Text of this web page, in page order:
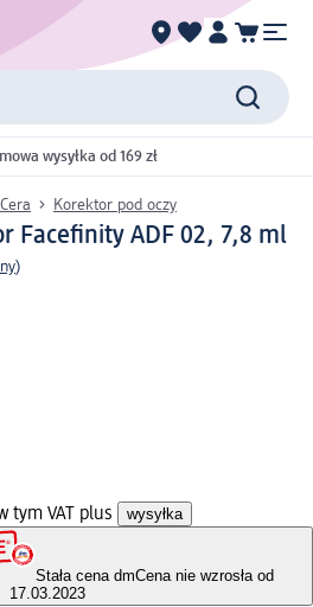
wysyłka od 169 zł
Cera Korektor pod oczy
Facefinity ADF 02, 7,8 ml
)
tym VAT plus wysyłka
Stała cena dmCena nie wzrosła od
17.03.2023